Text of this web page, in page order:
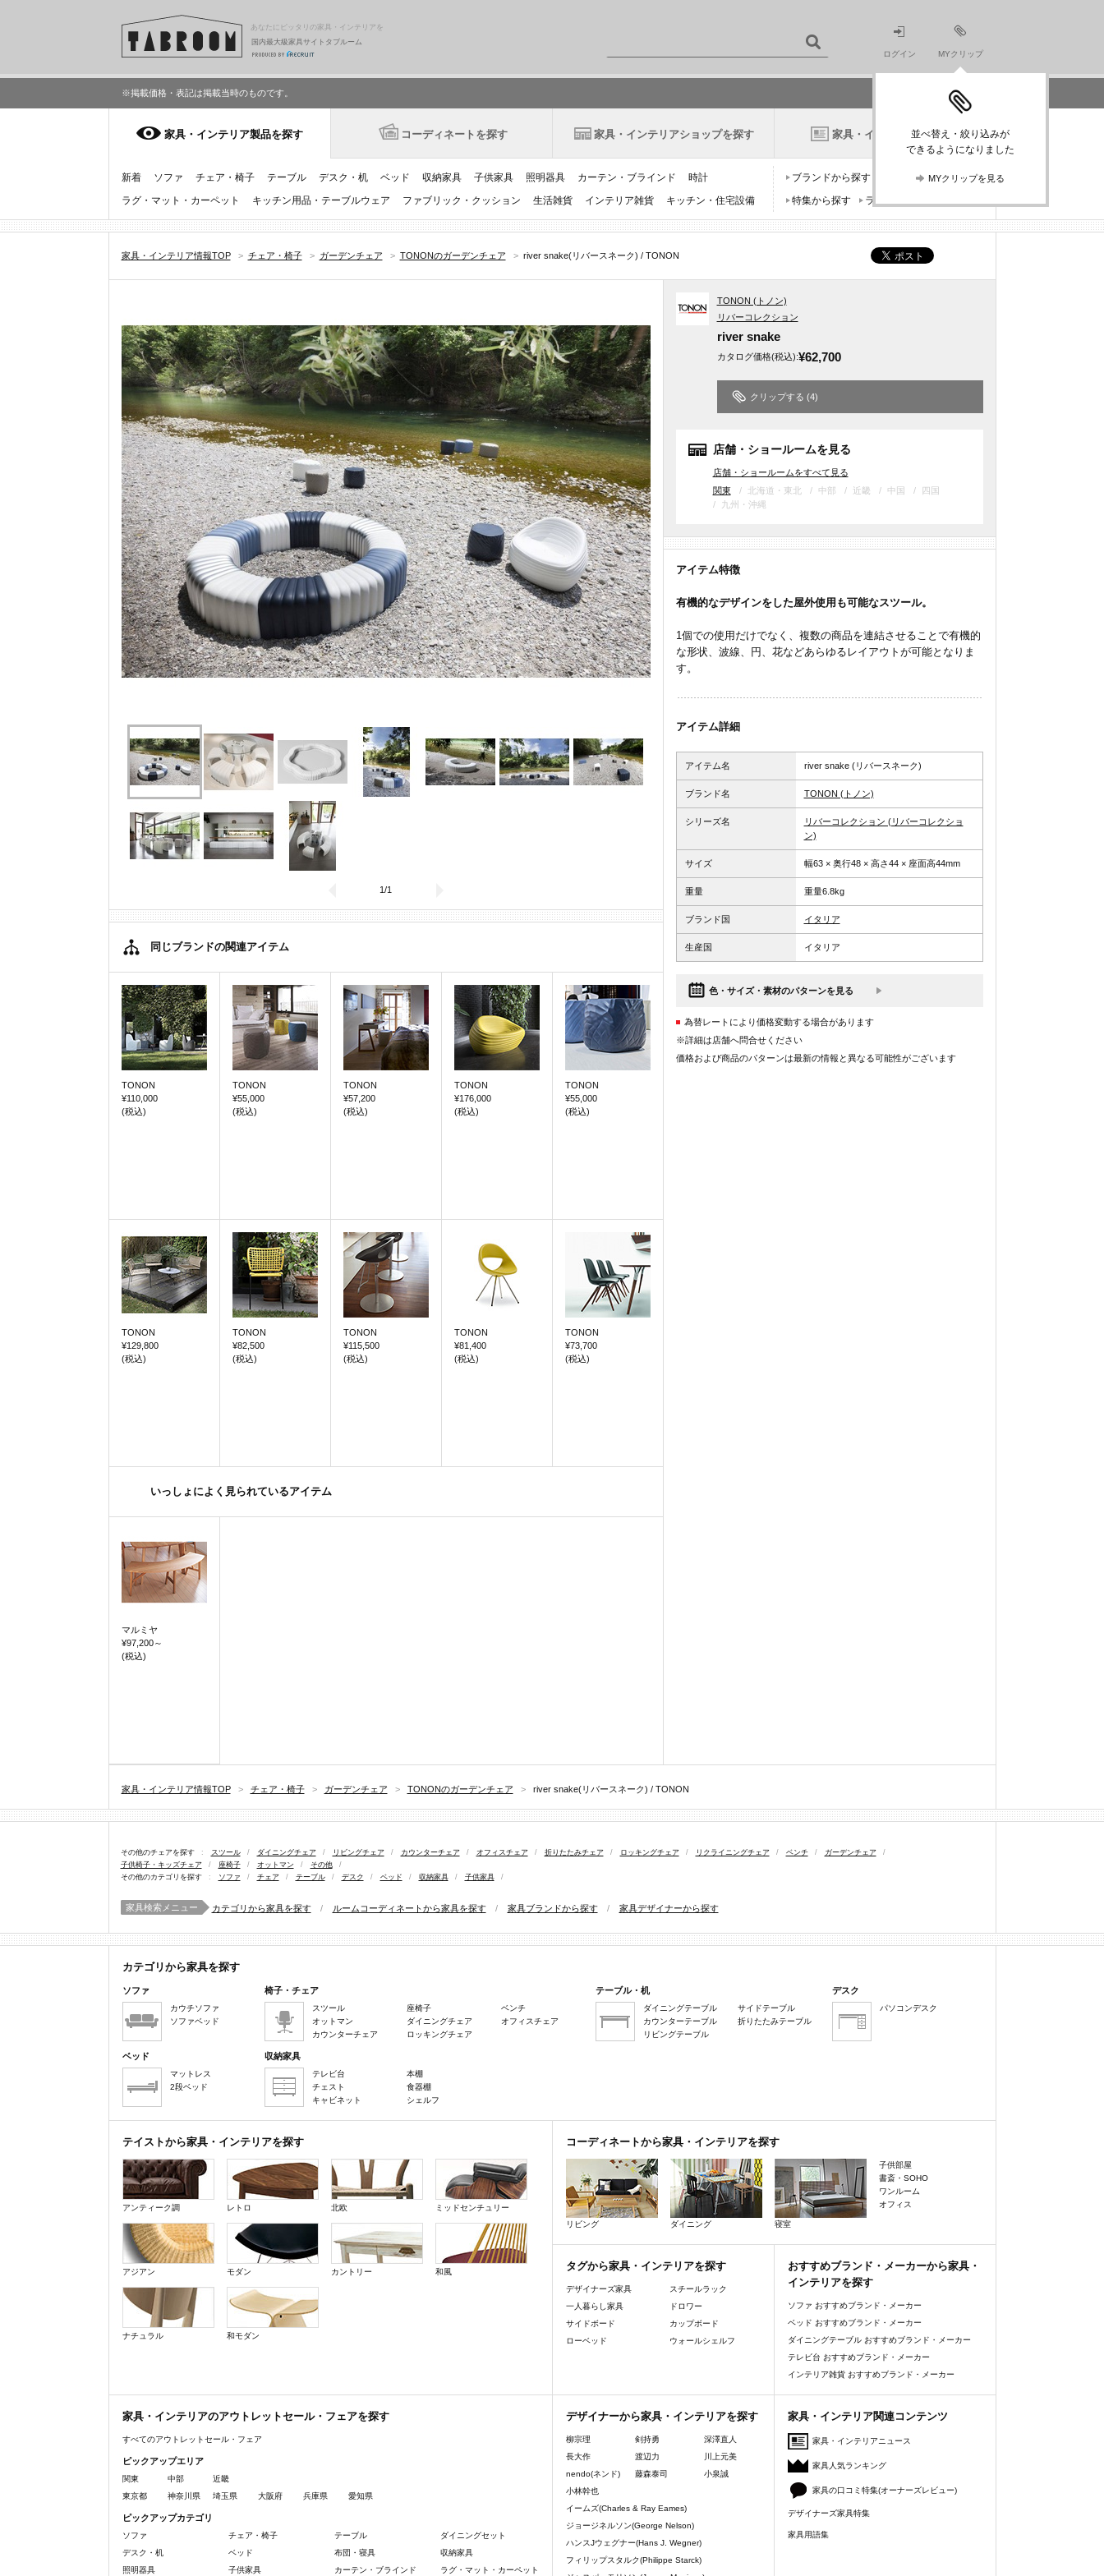
あなたにピッタリの家具・インテリアを
国内最大級家具サイトタブルーム
ログイン MYクリップ
並べ替え・絞り込みが
できるようになりました
MYクリップを見る
※掲載価格・表記は掲載当時のものです。
家具・インテリア製品を探す コーディネートを探す 家具・インテリアショップを探す 家具・インテリアニュース
新着 ソファ チェア・椅子 テーブル デスク・机 ベッド 収納家具 子供家具 照明器具 カーテン・ブラインド
時計
ラグ・マット・カーペット
キッチン用品・テーブルウェア ファブリック・クッション 生活雑貨 インテリア雑貨 キッチン・住宅設備
ブランドから探す
デザイナーから探す
特集から探す
ランキングから探す
家具・インテリア情報TOP > チェア・椅子 > ガーデンチェア > TONONのガーデンチェア > river snake(リバースネーク) / TONON
1/1
同じブランドの関連アイテム
TONON
¥110,000
(税込)
TONON
¥55,000
(税込)
TONON
¥57,200
(税込)
TONON
¥176,000
(税込)
TONON
¥55,000
(税込)
TONON
¥129,800
(税込)
TONON
¥82,500
(税込)
TONON
¥115,500
(税込)
TONON
¥81,400
(税込)
TONON
¥73,700
(税込)
いっしょによく見られているアイテム
マルミヤ
¥97,200～
(税込)
TONON (トノン)
リバーコレクション
river snake
カタログ価格(税込):¥62,700
クリップする (4)
店舗・ショールームを見る
店舗・ショールームをすべて見る
関東
北海道・東北 中部 近畿 中国
四国
九州・沖縄
アイテム特徴
有機的なデザインをした屋外使用も可能なスツール。
1個での使用だけでなく、複数の商品を連結させることで有機的
な形状、波線、円、花などあらゆるレイアウトが可能となりま
す。
アイテム詳細
アイテム名 river snake (リバースネーク)
ブランド名 TONON (トノン)
シリーズ名
リバーコレクション (リバーコレクショ
ン)
サイズ 幅63 × 奥行48 × 高さ44 × 座面高44mm
重量 重量6.8kg
ブランド国 イタリア
生産国 イタリア
色・サイズ・素材のパターンを見る
為替レートにより価格変動する場合があります
※詳細は店舗へ問合せください
価格および商品のパターンは最新の情報と異なる可能性がございます
家具・インテリア情報TOP > チェア・椅子 > ガーデンチェア > TONONのガーデンチェア > river snake(リバースネーク) / TONON
その他のチェアを探す : スツール / ダイニングチェア / リビングチェア / カウンターチェア / オフィスチェア / 折りたたみチェア / ロッキングチェア / リクライニングチェア / ベンチ / ガーデンチェア
/
子供椅子・キッズチェア
/ 座椅子 / オットマン / その他
/
その他のカテゴリを探す
: ソファ / チェア / テーブル / デスク / ベッド / 収納家具 / 子供家具 /
家具検索メニュー カテゴリから家具を探す / ルームコーディネートから家具を探す / 家具ブランドから探す / 家具デザイナーから探す
カテゴリから家具を探す
ソファ
カウチソファ
ソファベッド
椅子・チェア
スツール
オットマン
カウンターチェア
座椅子
ダイニングチェア
ロッキングチェア
ベンチ
オフィスチェア
テーブル・机
ダイニングテーブル
カウンターテーブル
リビングテーブル
サイドテーブル
折りたたみテーブル
デスク
パソコンデスク
ベッド
マットレス
2段ベッド
収納家具
テレビ台
チェスト
キャビネット
本棚
食器棚
シェルフ
テイストから家具・インテリアを探す
アンティーク調 レトロ 北欧 ミッドセンチュリー
アジアン モダン カントリー 和風
ナチュラル 和モダン
コーディネートから家具・インテリアを探す
リビング ダイニング 寝室
子供部屋
書斎・SOHO
ワンルーム
オフィス
タグから家具・インテリアを探す
デザイナーズ家具
一人暮らし家具
サイドボード
ローベッド
スチールラック
ドロワー
カップボード
ウォールシェルフ
おすすめブランド・メーカーから家具・
インテリアを探す
ソファ おすすめブランド・メーカー
ベッド おすすめブランド・メーカー
ダイニングテーブル おすすめブランド・メーカー
テレビ台 おすすめブランド・メーカー
インテリア雑貨 おすすめブランド・メーカー
家具・インテリアのアウトレットセール・フェアを探す
すべてのアウトレットセール・フェア
ピックアップエリア
関東 中部
近畿
東京都
神奈川県 埼玉県 大阪府 兵庫県 愛知県
ピックアップカテゴリ
ソファ チェア・椅子 テーブル
ダイニングセット
デスク・机
ベッド 布団・寝具
収納家具
照明器具
子供家具 カーテン・ブラインド ラグ・マット・カーペット
デザイナーから家具・インテリアを探す
柳宗理 剣持勇
深澤直人
長大作
渡辺力
川上元美
nendo(ネンド)
藤森泰司
小泉誠
小林幹也
イームズ(Charles & Ray Eames)
ジョージネルソン(George Nelson)
ハンスJウェグナー(Hans J. Wegner)
フィリップスタルク(Philippe Starck)
家具・インテリア関連コンテンツ
家具・インテリアニュース
家具人気ランキング
家具の口コミ特集(オーナーズレビュー)
デザイナーズ家具特集
家具用語集